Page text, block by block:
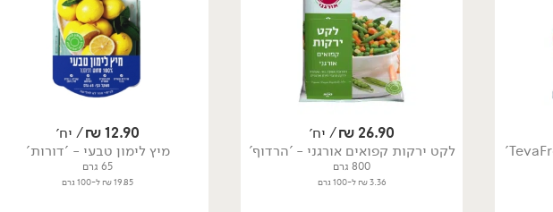
מיץ לימון טבעי - 'דורות'
12.90
₪/ יח׳
תיבול לטחינה - 'דורות'
70 גרם
26.90
₪/ יח׳
לקט ירקות קפואים אורגני - 'הרדוף'
800 גרם
3.36 ₪ ל-100 גרם
12.90
₪/ יח׳
מיץ לימון טבעי - 'דורות'
65 גרם
19.85 ₪ ל-100 גרם